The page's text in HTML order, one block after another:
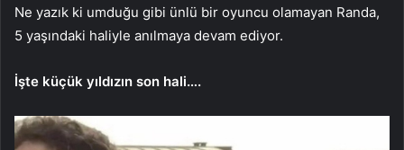
Ne yazık ki umduğu gibi ünlü bir oyuncu olamayan Randa,
5 yaşındaki haliyle anılmaya devam ediyor.
İşte küçük yıldızın son hali….